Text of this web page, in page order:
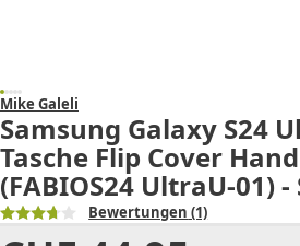
Mike Galeli
Samsung Galaxy S24
Tasche Flip Cover
(FABIOS24 UltraU-01)
Bewertungen (1)